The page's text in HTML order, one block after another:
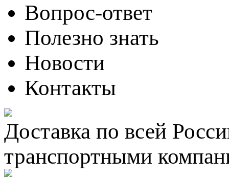
Вопрос-ответ
Полезно знать
Новости
Контакты
Доставка по всей
транспортными